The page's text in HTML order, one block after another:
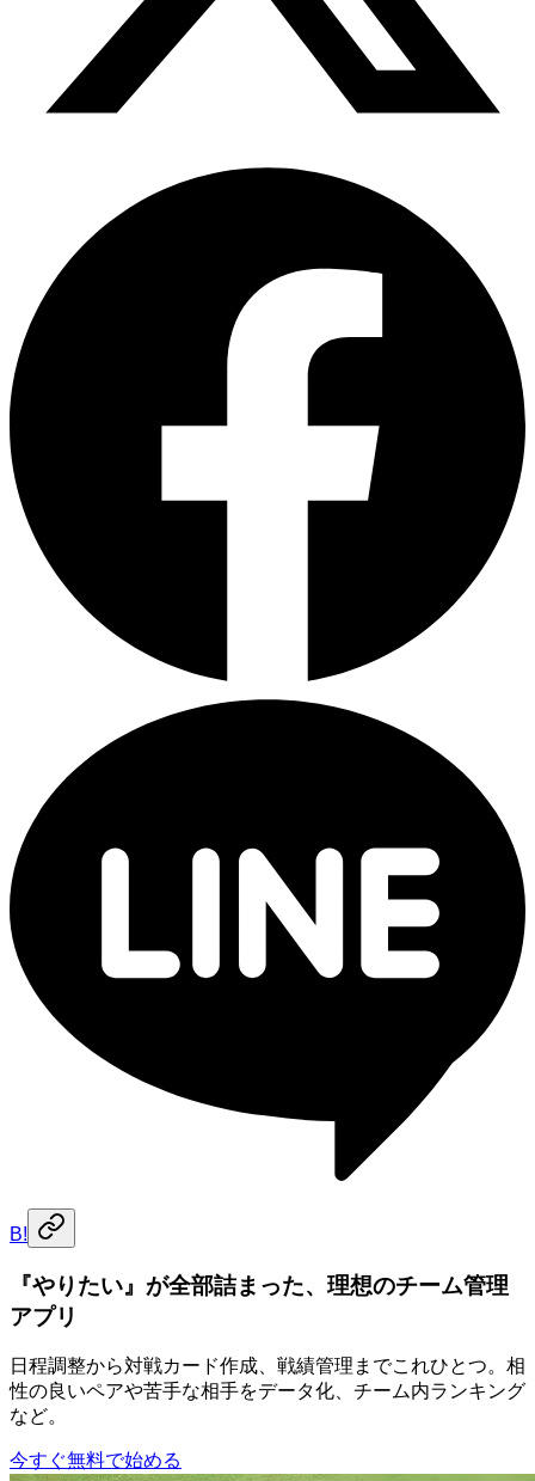
B!
『やりたい』が全部詰まった、理想のチーム管理
アプリ
日程調整から対戦カード作成、戦績管理までこれひとつ。相
性の良いペアや苦手な相手をデータ化、チーム内ランキング
など。
今すぐ無料で始める